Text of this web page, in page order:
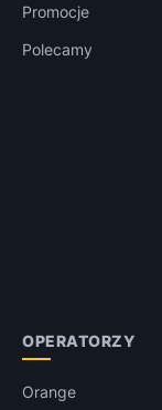
Promocje
Polecamy
OPERATORZY
Orange